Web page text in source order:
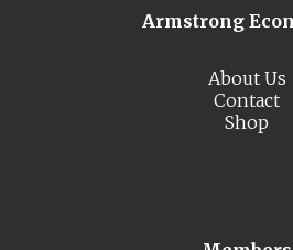
Armstrong
About Us
Contact
Shop